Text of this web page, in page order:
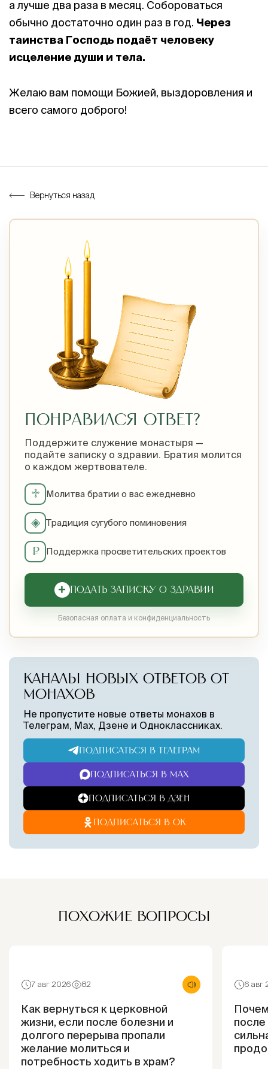
а лучше два раза в месяц. Собороваться
обычно достаточно один раз в год. Через
таинства Господь подаёт человеку
исцеление души и тела.
Желаю вам помощи Божией, выздоровления и
всего самого доброго!
Вернуться назад
ПОНРАВИЛСЯ ОТВЕТ?
Поддержите служение монастыря —
подайте записку о здравии. Братия молится
о каждом жертвователе.
♱ Молитва братии о вас ежедневно
◈ Традиция сугубого поминовения
₽ Поддержка просветительских проектов
+ ПОДАТЬ ЗАПИСКУ О ЗДРАВИИ
Безопасная оплата и конфиденциальность
КАНАЛЫ НОВЫХ ОТВЕТОВ ОТ
МОНАХОВ
Не пропустите новые ответы монахов в
Телеграм, Max, Дзене и Одноклассниках.
ПОДПИСАТЬСЯ В ТЕЛЕГРАМ
ПОДПИСАТЬСЯ В MAX
ПОДПИСАТЬСЯ В ДЗЕН
ПОДПИСАТЬСЯ В ОК
ПОХОЖИЕ ВОПРОСЫ
7 авг 2026 82
Как вернуться к церковной
жизни, если после болезни и
долгого перерыва пропали
желание молиться и
потребность ходить в храм?
6 авг